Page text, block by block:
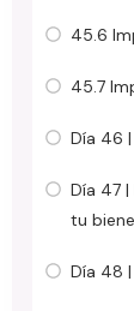
45.6
45.7
Día 46
Día 47
tu
Día 48